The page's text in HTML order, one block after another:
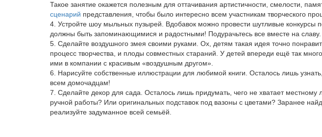
Такое занятие окажется полезным для оттачивания артистичности, смелости,
сценарий представления, чтобы было интересно всем участникам творческого
4. Устройте шоу мыльных пузырей. Вдобавок можно провести шутливые конкурсы
должны быть запоминающимися и радостными! Подурачьтесь все вместе на славу.
5. Сделайте воздушного змея своими руками. Ох, детям такая идея точно
процесс творчества, и плоды совместных стараний. У детей впереди ещё так
ими в компании с красивым «воздушным другом».
6. Нарисуйте собственные иллюстрации для любимой книги. Осталось лишь
всем домочадцам!
7. Сделайте декор для сада. Осталось лишь придумать, чего не хватает
ручной работы? Или оригинальных подставок под вазоны с цветами? Заранее
реализуйте задуманное всей семьёй.